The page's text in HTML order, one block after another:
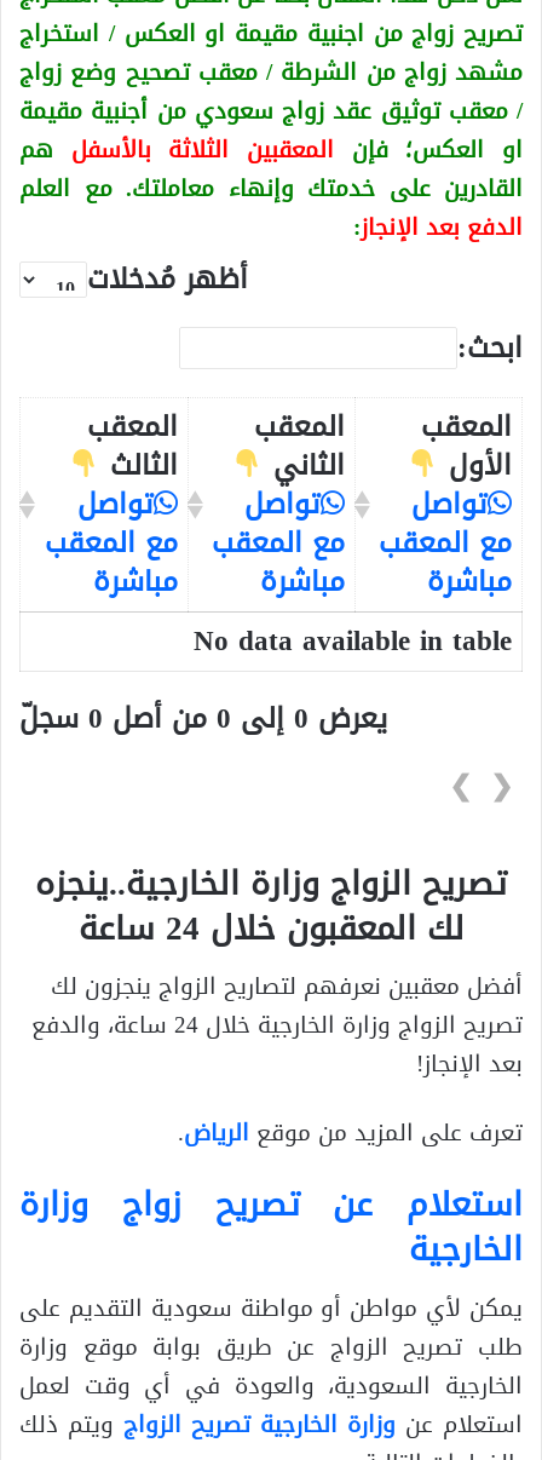
تصريح زواج من اجنبية مقيمة او العكس/ استخراج
مشهد زواج من الشرطة / معقب تصحيح وضع زواج
/ معقب توثيق عقد زواج سعودي من أجنبية مقيمة
او العكس؛ فإن المعقبين الثلاثة بالأسفل هم
القادرين على خدمتك وإنهاء معاملتك. مع العلم
الدفع بعد الإنجاز:
أظهر مُدخلات
ابحث:
المعقب
الأول
تواصل
مع المعقب
مباشرة
المعقب
الثاني
تواصل
مع المعقب
مباشرة
المعقب
الثالث
تواصل
مع المعقب
مباشرة
No data available in table
يعرض 0 إلى 0 من أصل 0 سجلّ
❮
❯
تصريح الزواج وزارة الخارجية..ينجزه
لك المعقبون خلال 24 ساعة
أفضل معقبين نعرفهم لتصاريح الزواج ينجزون لك
تصريح الزواج وزارة الخارجية خلال 24 ساعة، والدفع
بعد الإنجاز!
تعرف على المزيد من موقع الرياض.
استعلام عن تصريح زواج وزارة
الخارجية
يمكن لأي مواطن أو مواطنة سعودية التقديم على
طلب تصريح الزواج عن طريق بوابة موقع وزارة
الخارجية السعودية، والعودة في أي وقت لعمل
استعلام عن وزارة الخارجية تصريح الزواج ويتم ذلك